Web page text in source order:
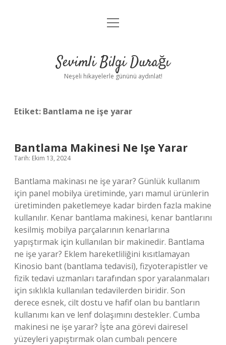
Anasayfa
Yasal Uyarı
menüyü
Sevimli Bilgi Durağı
Neşeli hikayelerle gününü aydınlat!
Etiket: Bantlama ne işe yarar
Bantlama Makinesi Ne Işe Yarar
Tarih: Ekim 13, 2024
Bantlama makinası ne işe yarar? Günlük kullanım
için panel mobilya üretiminde, yarı mamul ürünlerin
üretiminden paketlemeye kadar birden fazla makine
kullanılır. Kenar bantlama makinesi, kenar bantlarını
kesilmiş mobilya parçalarının kenarlarına
yapıştırmak için kullanılan bir makinedir. Bantlama
ne işe yarar? Eklem hareketliliğini kısıtlamayan
Kinosio bant (bantlama tedavisi), fizyoterapistler ve
fizik tedavi uzmanları tarafından spor yaralanmaları
için sıklıkla kullanılan tedavilerden biridir. Son
derece esnek, cilt dostu ve hafif olan bu bantların
kullanımı kan ve lenf dolaşımını destekler. Cumba
makinesi ne işe yarar? İşte ana görevi dairesel
yüzeyleri yapıştırmak olan cumbalı pencere